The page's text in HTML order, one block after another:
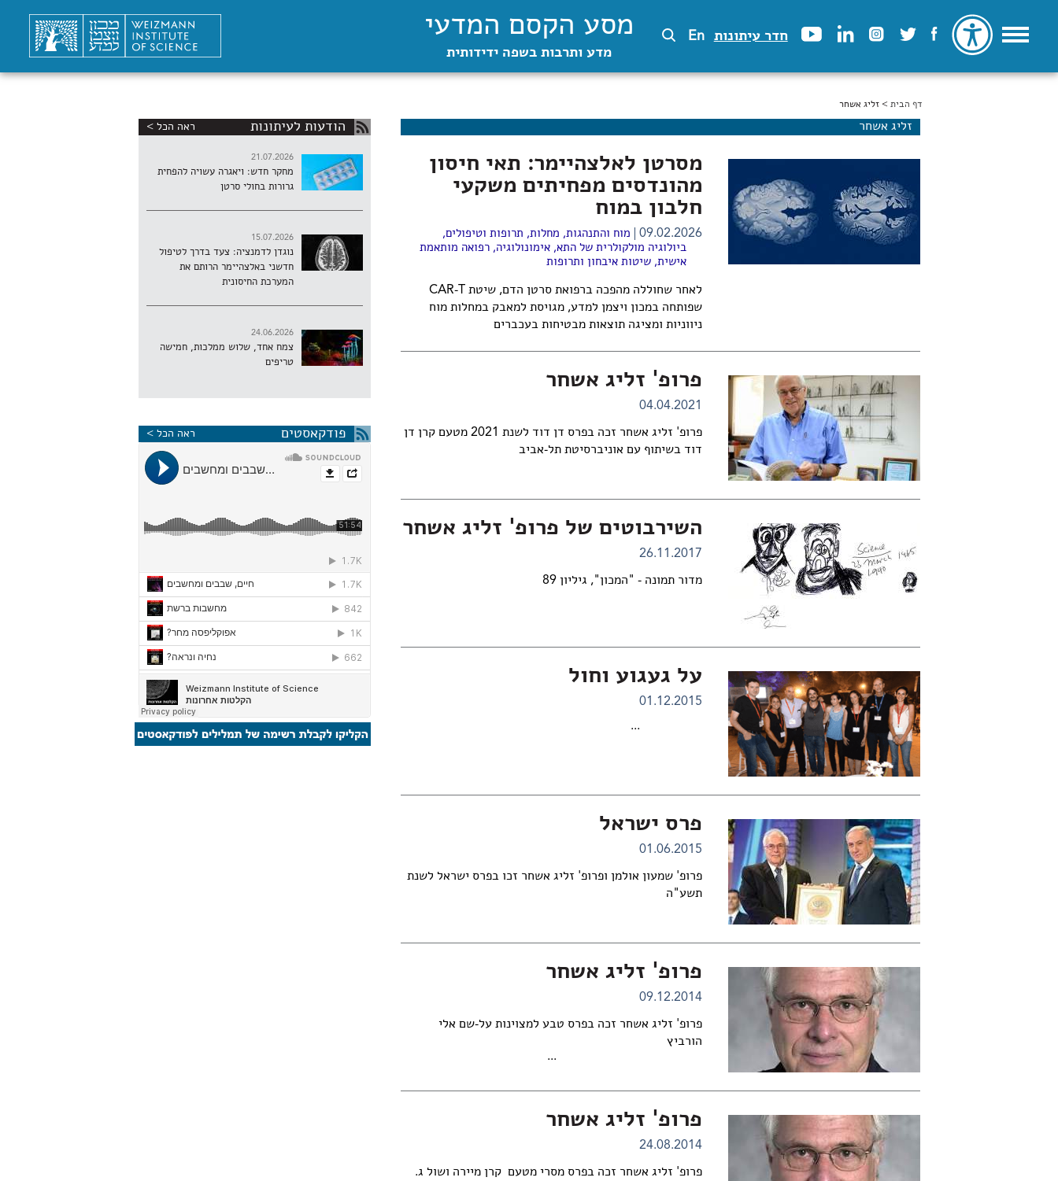
חדר עיתונות En מסע הקסם המדעי
מדע ותרבות בשפה ידידותית
הינך נמצא כאן
דף הבית > זליג אשחר
זליג אשחר
מסרטן לאלצהיימר: תאי חיסון
מהונדסים מפחיתים משקעי
חלבון במוח
09.02.2026 מוח והתנהגות, מחלות, תרופות וטיפולים,
ביולוגיה מולקולרית של התא,אימונולוגיה,רפואה מותאמת
אישית,שיטות איבחון ותרופות
לאחר שחוללה מהפכה ברפואת סרטן הדם, שיטת CAR-T
שפותחה במכון ויצמן למדע, מגויסת למאבק במחלות מוח
ניווניות ומציגה תוצאות מבטיחות בעכברים
פרופ' זליג אשחר
04.04.2021
פרופ' זליג אשחר זכה בפרס דן דוד לשנת 2021 מטעם קרן דן
דוד בשיתוף עם אוניברסיטת תל-אביב
השירבוטים של פרופ' זליג אשחר
26.11.2017
מדור תמונה - "המכון", גיליון 89
על געגוע וחול
01.12.2015
...
פרס ישראל
01.06.2015
פרופ' שמעון אולמן ופרופ' זליג אשחר זכו בפרס ישראל לשנת
תשע"ה
פרופ' זליג אשחר
09.12.2014
פרופ' זליג אשחר זכה בפרס טבע למצוינות על-שם אלי
הורביץ
...
פרופ' זליג אשחר
24.08.2014
פרופ' זליג אשחר זכה בפרס מסרי מטעם קרן מיירה ושול ג.
הודעות לעיתונות ראה הכל >
21.07.2026
מחקר חדש: ויאגרה עשויה להפחית
גרורות בחולי סרטן
15.07.2026
נוגדן לדמנציה: צעד בדרך לטיפול
חדשני באלצהיימר הרותם את
המערכת החיסונית
24.06.2026
צמח אחד, שלוש ממלכות, חמישה
טריפים
פודקאסטים ראה הכל >